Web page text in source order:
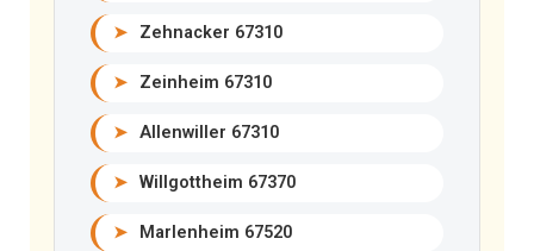
➤ Zehnacker 67310
➤ Zeinheim 67310
➤ Allenwiller 67310
➤ Willgottheim 67370
➤ Marlenheim 67520